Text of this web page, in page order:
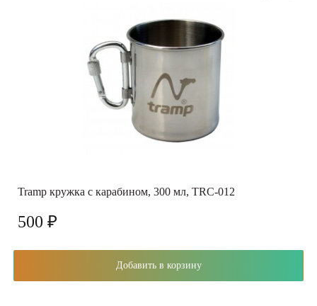
Tramp кружка с карабином, 300 мл, TRC-012
500 ₽
Добавить в корзину